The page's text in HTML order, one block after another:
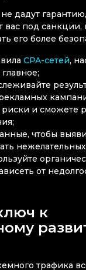
дадут
вас под
его более
CPA-сетей,
и сможете
чтобы
от
к
трафика